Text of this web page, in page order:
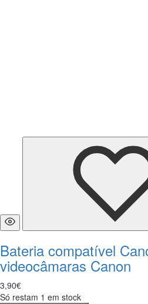
Bateria compatível
videocâmaras Canon
3,90€
Só restam 1 em stock